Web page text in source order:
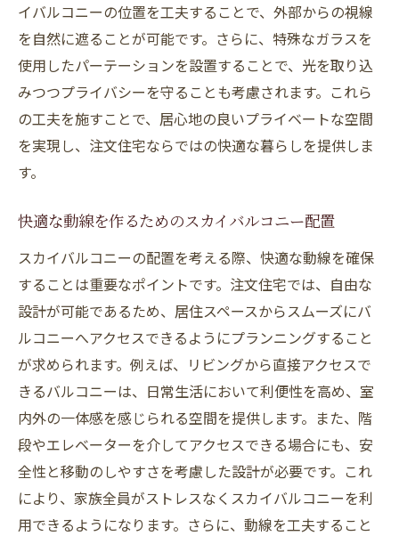
イバルコニーの位置を工夫することで、外部からの視線
を自然に遮ることが可能です。さらに、特殊なガラスを
使用したパーテーションを設置することで、光を取り込
みつつプライバシーを守ることも考慮されます。これら
の工夫を施すことで、居心地の良いプライベートな空間
を実現し、注文住宅ならではの快適な暮らしを提供しま
す。
快適な動線を作るためのスカイバルコニー配置
スカイバルコニーの配置を考える際、快適な動線を確保
することは重要なポイントです。注文住宅では、自由な
設計が可能であるため、居住スペースからスムーズにバ
ルコニーへアクセスできるようにプランニングすること
が求められます。例えば、リビングから直接アクセスで
きるバルコニーは、日常生活において利便性を高め、室
内外の一体感を感じられる空間を提供します。また、階
段やエレベーターを介してアクセスできる場合にも、安
全性と移動のしやすさを考慮した設計が必要です。これ
により、家族全員がストレスなくスカイバルコニーを利
用できるようになります。さらに、動線を工夫すること